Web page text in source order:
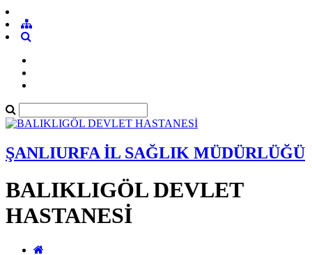
ŞANLIURFA İL SAĞLIK MÜDÜRLÜĞÜ
BALIKLIGÖL DEVLET
HASTANESİ